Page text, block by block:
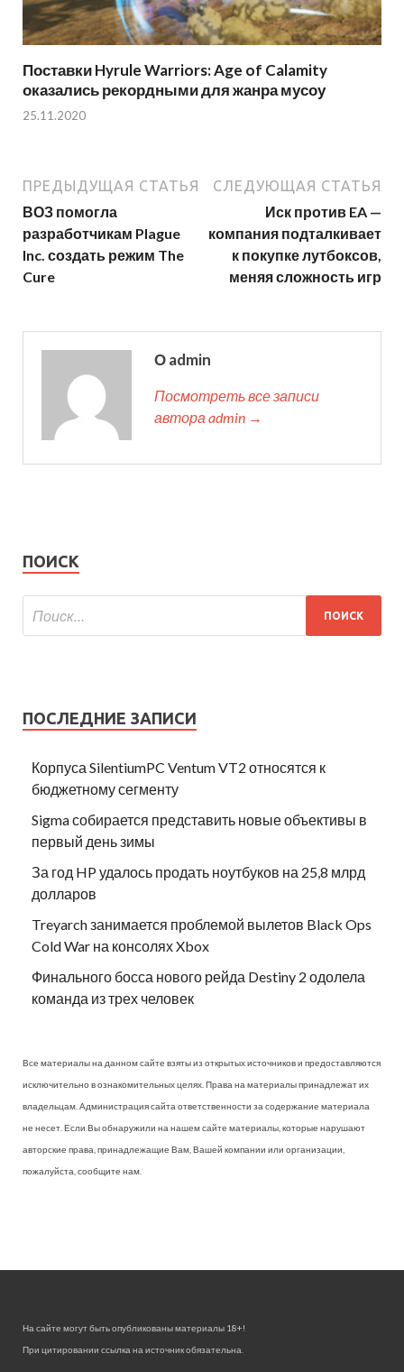
Поставки Hyrule Warriors: Age of Calamity
оказались рекордными для жанра мусоу
25.11.2020
ПРЕДЫДУЩАЯ СТАТЬЯ
ВОЗ помогла
разработчикам Plague
Inc. создать режим The
Cure
СЛЕДУЮЩАЯ СТАТЬЯ
Иск против EA —
компания подталкивает
к покупке лутбоксов,
меняя сложность игр
О admin
Посмотреть все записи
автора admin →
ПОИСК
ПОСЛЕДНИЕ ЗАПИСИ
Корпуса SilentiumPC Ventum VT2 относятся к
бюджетному сегменту
Sigma собирается представить новые объективы в
первый день зимы
За год HP удалось продать ноутбуков на 25,8 млрд
долларов
Treyarch занимается проблемой вылетов Black Ops
Cold War на консолях Xbox
Финального босса нового рейда Destiny 2 одолела
команда из трех человек
Все материалы на данном сайте взяты из открытых источников и предоставляются
исключительно в ознакомительных целях. Права на материалы принадлежат их
владельцам. Администрация сайта ответственности за содержание материала
не несет. Если Вы обнаружили на нашем сайте материалы, которые нарушают
авторские права, принадлежащие Вам, Вашей компании или организации,
пожалуйста, сообщите нам.
На сайте могут быть опубликованы материалы 18+!
При цитировании ссылка на источник обязательна.